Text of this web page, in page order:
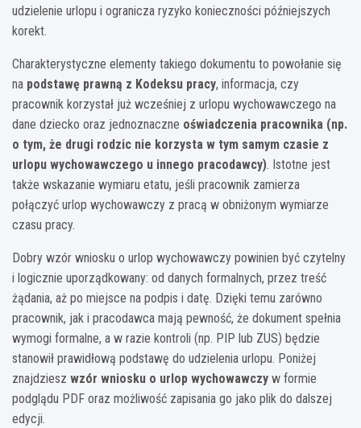
udzielenie urlopu i ogranicza ryzyko konieczności późniejszych
korekt.
Charakterystyczne elementy takiego dokumentu to powołanie się
na podstawę prawną z Kodeksu pracy, informacja, czy
pracownik korzystał już wcześniej z urlopu wychowawczego na
dane dziecko oraz jednoznaczne oświadczenia pracownika (np.
o tym, że drugi rodzic nie korzysta w tym samym czasie z
urlopu wychowawczego u innego pracodawcy). Istotne jest
także wskazanie wymiaru etatu, jeśli pracownik zamierza
połączyć urlop wychowawczy z pracą w obniżonym wymiarze
czasu pracy.
Dobry wzór wniosku o urlop wychowawczy powinien być czytelny
i logicznie uporządkowany: od danych formalnych, przez treść
żądania, aż po miejsce na podpis i datę. Dzięki temu zarówno
pracownik, jak i pracodawca mają pewność, że dokument spełnia
wymogi formalne, a w razie kontroli (np. PIP lub ZUS) będzie
stanowił prawidłową podstawę do udzielenia urlopu. Poniżej
znajdziesz wzór wniosku o urlop wychowawczy w formie
podglądu PDF oraz możliwość zapisania go jako plik do dalszej
edycji.